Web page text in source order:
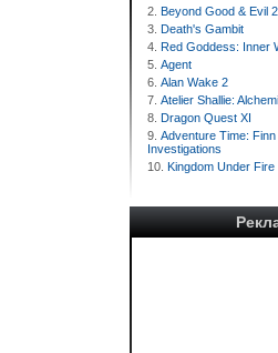
2. Beyond Good & Evil 2
3. Death's Gambit
4. Red Goddess: Inner
5. Agent
6. Alan Wake 2
7. Atelier Shallie:
8. Dragon Quest XI
9. Adventure Time:
Investigations
10. Kingdom Under Fire